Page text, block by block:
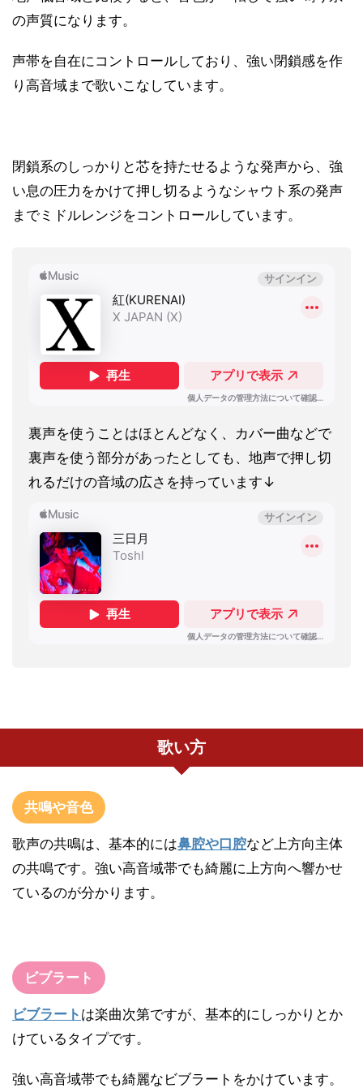
の声質になります。
声帯を自在にコントロールしており、強い閉鎖感を作
り高音域まで歌いこなしています。
閉鎖系のしっかりと芯を持たせるような発声から、強
い息の圧力をかけて押し切るようなシャウト系の発声
までミドルレンジをコントロールしています。
裏声を使うことはほとんどなく、カバー曲などで
裏声を使う部分があったとしても、地声で押し切
れるだけの音域の広さを持っています↓
歌い方
共鳴や音色
歌声の共鳴は、基本的には鼻腔や口腔など上方向主体
の共鳴です。強い高音域帯でも綺麗に上方向へ響かせ
ているのが分かります。
ビブラート
ビブラート は楽曲次第ですが、基本的にしっかりとか
けているタイプです。
強い高音域帯でも綺麗なビブラートをかけています。